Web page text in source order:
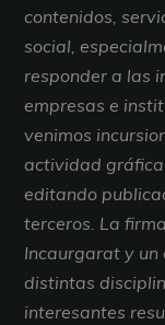
contenidos,
social,
responder a las
empresas e
venimos
actividad
editando
terceros. La
Incaurgarat y un
distintas
interesantes